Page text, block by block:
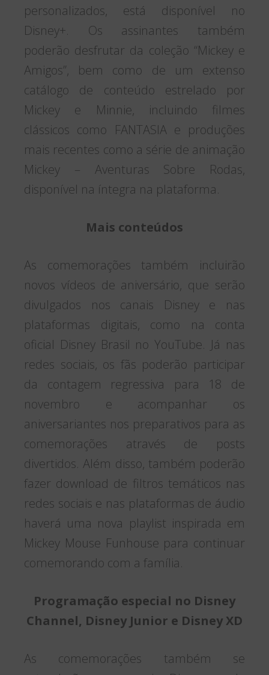
personalizados, está disponível no
Disney+. Os assinantes também
poderão desfrutar da coleção “Mickey e
Amigos”, bem como de um extenso
catálogo de conteúdo estrelado por
Mickey e Minnie, incluindo filmes
clássicos como FANTASIA e produções
mais recentes como a série de animação
Mickey – Aventuras Sobre Rodas,
disponível na íntegra na plataforma.
Mais conteúdos
As comemorações também incluirão
novos vídeos de aniversário, que serão
divulgados nos canais Disney e nas
plataformas digitais, como na conta
oficial Disney Brasil no YouTube. Já nas
redes sociais, os fãs poderão participar
da contagem regressiva para 18 de
novembro e acompanhar os
aniversariantes nos preparativos para as
comemorações através de posts
divertidos. Além disso, também poderão
fazer download de filtros temáticos nas
redes sociais e nas plataformas de áudio
haverá uma nova playlist inspirada em
Mickey Mouse Funhouse para continuar
comemorando com a família.
Programação especial no Disney
Channel, Disney Junior e Disney XD
As comemorações também se